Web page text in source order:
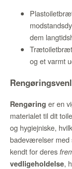
dem
og et varmt
Rengøring er en
materialet til dit
og hygiejniske,
badeværelser med
kendt for deres
vedligeholdelse,